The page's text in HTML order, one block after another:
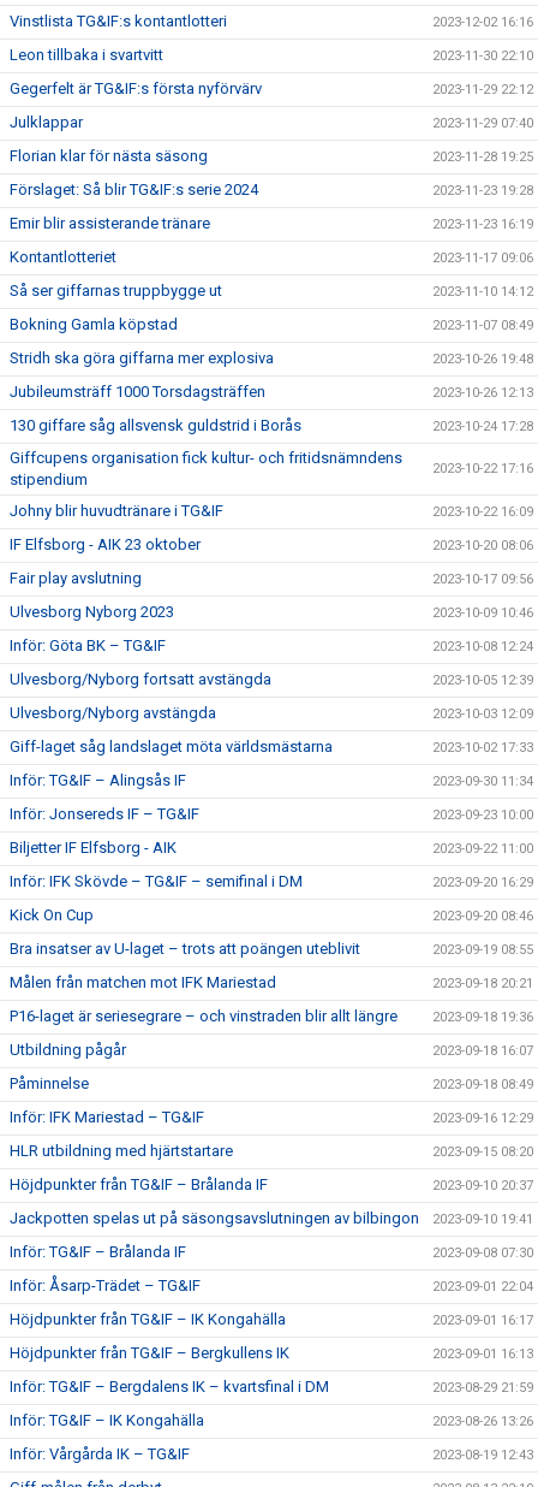
Vinstlista TG&IF:s kontantlotteri 2023-12-02 16:16
Leon tillbaka i svartvitt 2023-11-30 22:10
Gegerfelt är TG&IF:s första nyförvärv 2023-11-29 22:12
Julklappar 2023-11-29 07:40
Florian klar för nästa säsong 2023-11-28 19:25
Förslaget: Så blir TG&IF:s serie 2024 2023-11-23 19:28
Emir blir assisterande tränare 2023-11-23 16:19
Kontantlotteriet 2023-11-17 09:06
Så ser giffarnas truppbygge ut 2023-11-10 14:12
Bokning Gamla köpstad 2023-11-07 08:49
Stridh ska göra giffarna mer explosiva 2023-10-26 19:48
Jubileumsträff 1000 Torsdagsträffen 2023-10-26 12:13
130 giffare såg allsvensk guldstrid i Borås 2023-10-24 17:28
Giffcupens organisation fick kultur- och fritidsnämndens
stipendium
2023-10-22 17:16
Johny blir huvudtränare i TG&IF 2023-10-22 16:09
IF Elfsborg - AIK 23 oktober 2023-10-20 08:06
Fair play avslutning 2023-10-17 09:56
Ulvesborg Nyborg 2023 2023-10-09 10:46
Inför: Göta BK – TG&IF 2023-10-08 12:24
Ulvesborg/Nyborg fortsatt avstängda 2023-10-05 12:39
Ulvesborg/Nyborg avstängda 2023-10-03 12:09
Giff-laget såg landslaget möta världsmästarna 2023-10-02 17:33
Inför: TG&IF – Alingsås IF 2023-09-30 11:34
Inför: Jonsereds IF – TG&IF 2023-09-23 10:00
Biljetter IF Elfsborg - AIK 2023-09-22 11:00
Inför: IFK Skövde – TG&IF – semifinal i DM 2023-09-20 16:29
Kick On Cup 2023-09-20 08:46
Bra insatser av U-laget – trots att poängen uteblivit 2023-09-19 08:55
Målen från matchen mot IFK Mariestad 2023-09-18 20:21
P16-laget är seriesegrare – och vinstraden blir allt längre 2023-09-18 19:36
Utbildning pågår 2023-09-18 16:07
Påminnelse 2023-09-18 08:49
Inför: IFK Mariestad – TG&IF 2023-09-16 12:29
HLR utbildning med hjärtstartare 2023-09-15 08:20
Höjdpunkter från TG&IF – Brålanda IF 2023-09-10 20:37
Jackpotten spelas ut på säsongsavslutningen av bilbingon 2023-09-10 19:41
Inför: TG&IF – Brålanda IF 2023-09-08 07:30
Inför: Åsarp-Trädet – TG&IF 2023-09-01 22:04
Höjdpunkter från TG&IF – IK Kongahälla 2023-09-01 16:17
Höjdpunkter från TG&IF – Bergkullens IK 2023-09-01 16:13
Inför: TG&IF – Bergdalens IK – kvartsfinal i DM 2023-08-29 21:59
Inför: TG&IF – IK Kongahälla 2023-08-26 13:26
Inför: Vårgårda IK – TG&IF 2023-08-19 12:43